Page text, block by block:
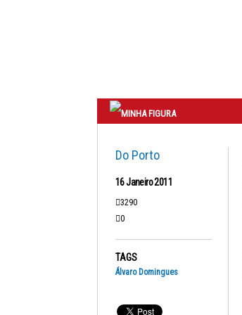
Do Porto
16 Janeiro 2011
3290
0
TAGS
Álvaro Domingues